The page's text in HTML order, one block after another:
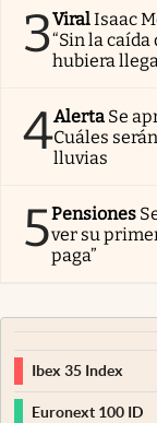
3ViralIsaac
“Sin la
hubiera
4Alerta Se
Cuáles
lluvias
5Pensiones
ver su
paga”
Ibex 35 Index
Euronext 100 ID